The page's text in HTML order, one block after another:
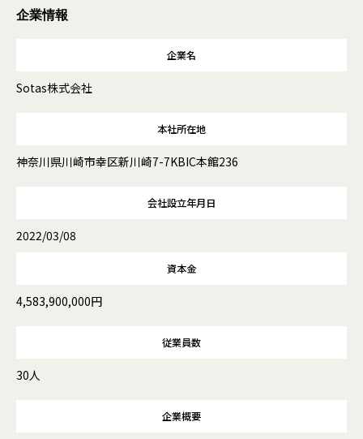
企業情報
企業名
Sotas株式会社
本社所在地
神奈川県川崎市幸区新川崎7-7KBIC本館236
会社設立年月日
2022/03/08
資本金
4,583,900,000円
従業員数
30人
企業概要